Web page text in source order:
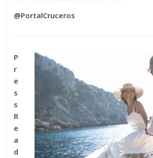
@PortalCruceros
P
r
e
s
s
R
e
a
d